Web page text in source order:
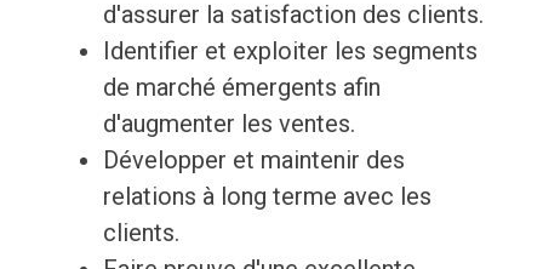
d'assurer la satisfaction des clients.
Identifier et exploiter les segments
de marché émergents afin
d'augmenter les ventes.
Développer et maintenir des
relations à long terme avec les
clients.